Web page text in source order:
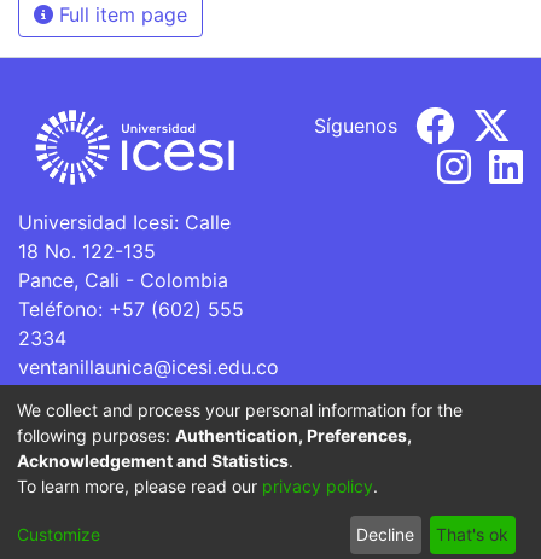
Full item page
Universidad Icesi: Calle
18 No. 122-135
Pance, Cali - Colombia
Teléfono: +57 (602) 555
2334
ventanillaunica@icesi.edu.co
Síguenos
La Universidad Icesi es una Institución de Educación
Superior que se encuentra sujeta a inspección y vigilancia
por parte del Ministerio de Educación Nacional.
Cookie
End User
Agreement
Send
Feedback
We collect and process your personal information for the
following purposes: Authentication, Preferences,
Acknowledgement and Statistics.
To learn more, please read our privacy policy.
Customize Decline That's ok